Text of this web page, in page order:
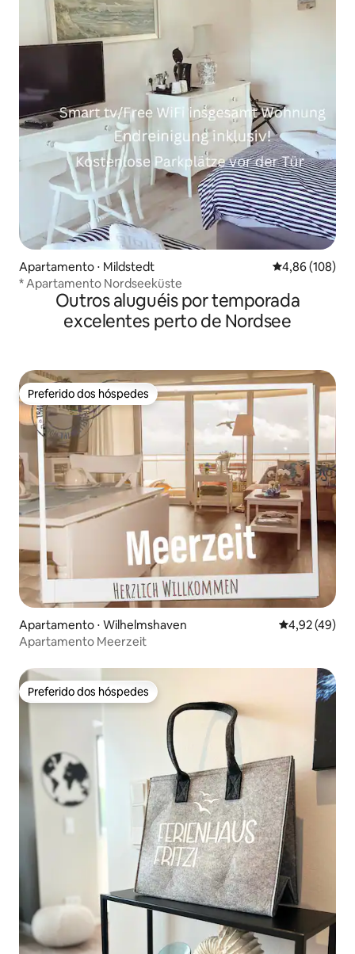
Apartamento ⋅ Mildstedt 4,86 de uma
4,86 (108)
* Apartamento Nordseeküste
Outros aluguéis por temporada
excelentes perto de Nordsee
Preferido dos hóspedes
Preferido dos hóspedes
Apartamento ⋅ Wilhelmshaven 4,92 de uma
4,92 (49)
Apartamento Meerzeit
Preferido dos hóspedes
Preferido dos hóspedes